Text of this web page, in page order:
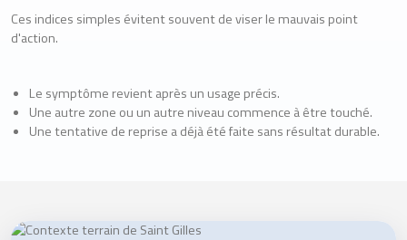
Ces indices simples évitent souvent de viser le mauvais point
d'action.
Le symptôme revient après un usage précis.
Une autre zone ou un autre niveau commence à être touché.
Une tentative de reprise a déjà été faite sans résultat durable.